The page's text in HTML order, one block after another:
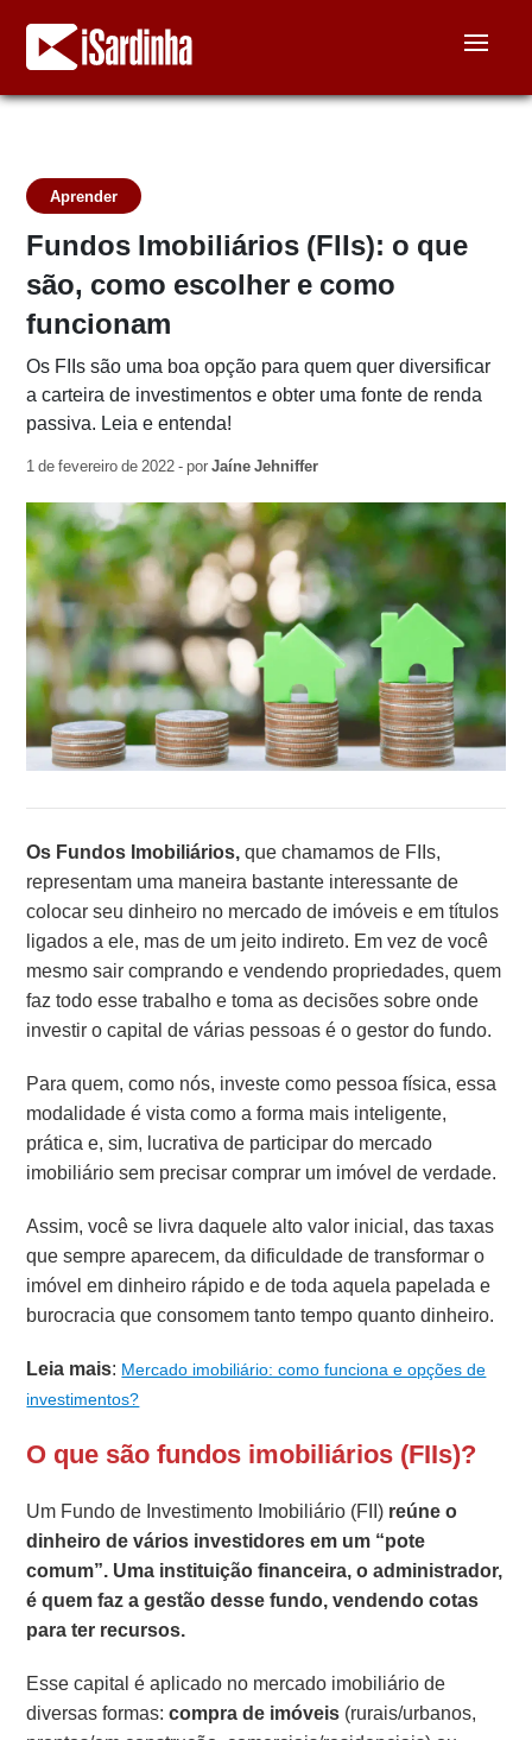
Aprender
Fundos Imobiliários (FIIs): o que
são, como escolher e como
funcionam
Os FIIs são uma boa opção para quem quer diversificar
a carteira de investimentos e obter uma fonte de renda
passiva. Leia e entenda!
1 de fevereiro de 2022 - porJaíne Jehniffer
Os Fundos Imobiliários,que chamamos de FIIs,
representam uma maneira bastante interessante de
colocar seu dinheiro no mercado de imóveis e em títulos
ligados a ele, mas de um jeito indireto. Em vez de você
mesmo sair comprando e vendendo propriedades, quem
faz todo esse trabalho e toma as decisões sobre onde
investir o capital de várias pessoas é o gestor do fundo.
Para quem, como nós, investe como pessoa física, essa
modalidade é vista como a forma mais inteligente,
prática e, sim, lucrativa de participar do mercado
imobiliário sem precisar comprar um imóvel de verdade.
Assim, você se livra daquele alto valor inicial, das taxas
que sempre aparecem, da dificuldade de transformar o
imóvel em dinheiro rápido e de toda aquela papelada e
burocracia que consomem tanto tempo quanto dinheiro.
Leia mais: Mercado imobiliário: como funciona e opções de
investimentos?
O que são fundos imobiliários (FIIs)?
Um Fundo de Investimento Imobiliário (FII) reúne o
dinheiro de vários investidores em um “pote
comum”. Uma instituição financeira, o administrador,
é quem faz a gestão desse fundo, vendendo cotas
para ter recursos.
Esse capital é aplicado no mercado imobiliário de
diversas formas:compra de imóveis (rurais/urbanos,